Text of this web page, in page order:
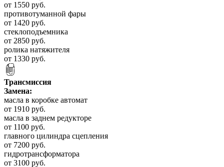
от 1550 руб.
противотуманной фары
от 1420 руб.
стеклоподъемника
от 2850 руб.
ролика натяжителя
от 1330 руб.
Трансмиссия
Замена:
масла в коробке автомат
от 1910 руб.
масла в заднем редукторе
от 1100 руб.
главного цилиндра сцепления
от 7200 руб.
гидротрансформатора
от 3100 руб.